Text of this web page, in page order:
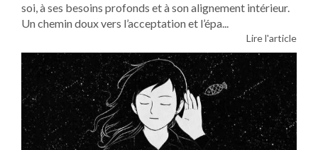
soi, à ses besoins profonds et à son alignement intérieur.
Un chemin doux vers l’acceptation et l’épa...
Lire l'article